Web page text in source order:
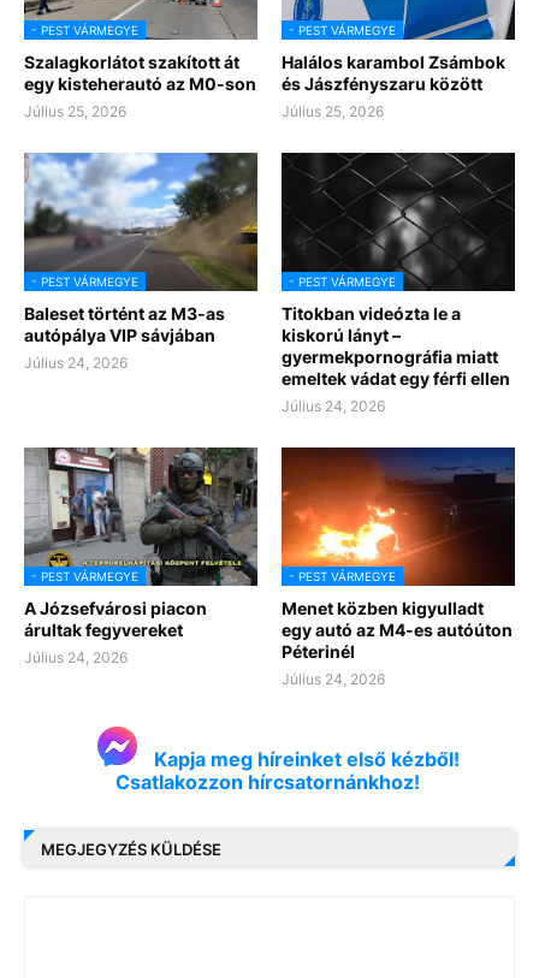
- PEST VÁRMEGYE
Szalagkorlátot szakított át
egy kisteherautó az M0-son
Július 25, 2026
- PEST VÁRMEGYE
Halálos karambol Zsámbok
és Jászfényszaru között
Július 25, 2026
- PEST VÁRMEGYE
Baleset történt az M3-as
autópálya VIP sávjában
Július 24, 2026
- PEST VÁRMEGYE
Titokban videózta le a
kiskorú lányt –
gyermekpornográfia miatt
emeltek vádat egy férfi ellen
Július 24, 2026
- PEST VÁRMEGYE
A Józsefvárosi piacon
árultak fegyvereket
Július 24, 2026
- PEST VÁRMEGYE
Menet közben kigyulladt
egy autó az M4-es autóúton
Péterinél
Július 24, 2026
Kapja meg híreinket első kézből!
Csatlakozzon hírcsatornánkhoz!
MEGJEGYZÉS KÜLDÉSE